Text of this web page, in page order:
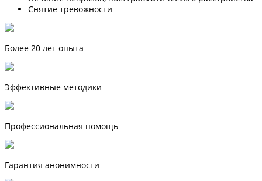
Снятие тревожности
Более 20 лет опыта
Эффективные методики
Профессиональная помощь
Гарантия анонимности